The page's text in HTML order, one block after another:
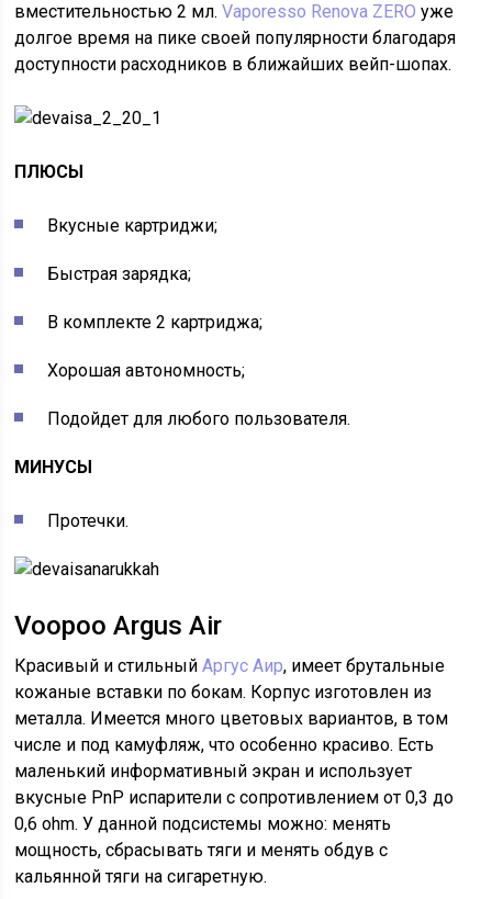
вместительностью 2 мл.Vaporesso Renova ZERO уже
долгое время на пике своей популярности благодаря
доступности расходников в ближайших вейп-шопах.
ПЛЮСЫ
Вкусные картриджи;
Быстрая зарядка;
В комплекте 2 картриджа;
Хорошая автономность;
Подойдет для любого пользователя.
МИНУСЫ
Протечки.
Voopoo Argus Air
Красивый и стильныйАргус Аир, имеет брутальные
кожаные вставки по бокам. Корпус изготовлен из
металла. Имеется много цветовых вариантов, в том
числе и под камуфляж, что особенно красиво. Есть
маленький информативный экран и использует
вкусные PnP испарители с сопротивлением от 0,3 до
0,6 ohm. У данной подсистемы можно: менять
мощность, сбрасывать тяги и менять обдув с
кальянной тяги на сигаретную.